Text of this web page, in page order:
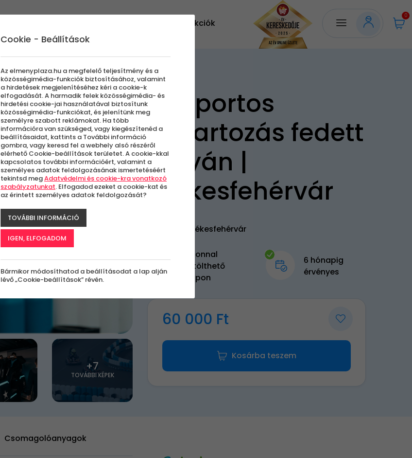
Akciók
0
+7
TOVÁBBI KÉPEK
Csoportos
gokartozás fedett
pályán |
Székesfehérvár
Székesfehérvár
Azonnal
letölthető
kupon
6 hónapig
érvényes
60 000 Ft
Kosárba teszem
Csomagolóanyagok
Cookie - Beállítások
Az elmenyplaza.hu a megfelelő teljesítmény és a
közösségimédia-funkciók biztosításához, valamint
a hirdetések megjelenítéséhez kéri a cookie-k
elfogadását. A harmadik felek közösségimédia- és
hirdetési cookie-jai használatával biztosítunk
közösségimédia-funkciókat, és jelenítünk meg
személyre szabott reklámokat. Ha több
információra van szükséged, vagy kiegészítenéd a
beállításaidat, kattints a További információ
gombra, vagy keresd fel a webhely alsó részéről
elérhető Cookie-beállítások területet. A cookie-kkal
kapcsolatos további információért, valamint a
személyes adatok feldolgozásának ismertetéséért
tekintsd megAdatvédelmi és cookie-kra vonatkozó
szabályzatunkat. Elfogadod ezeket a cookie-kat és
az érintett személyes adatok feldolgozását?
TOVÁBBI INFORMÁCIÓ
IGEN, ELFOGADOM
Bármikor módosíthatod a beállításodat a lap alján
lévő „Cookie-beállítások” révén.